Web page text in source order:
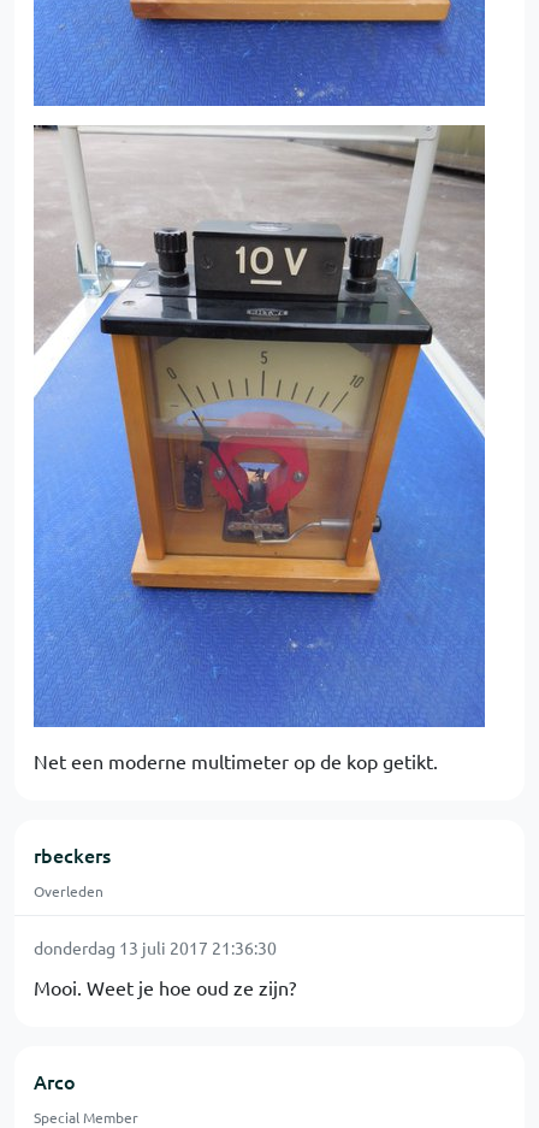
Net een moderne multimeter op de kop getikt.
rbeckers
Overleden
donderdag 13 juli 2017 21:36:30
Mooi. Weet je hoe oud ze zijn?
Arco
Special Member